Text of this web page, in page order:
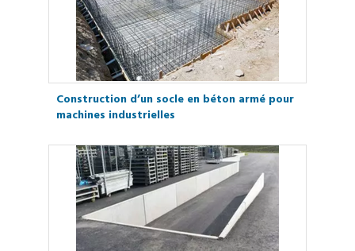
Construction d’un socle en béton armé pour
machines industrielles